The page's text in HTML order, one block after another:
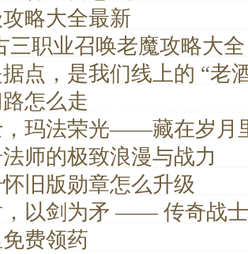
略大全最新
三职业召唤老魔攻略大
超级地钉技能机制详解
南
点，是我们线上的 “老
怎么走
，玛法荣光——藏在岁月
师的极致浪漫与战力
旧版勋章怎么升级
，以剑为矛 —— 传奇战
费领药